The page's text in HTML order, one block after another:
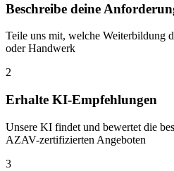
Beschreibe deine
Teile uns mit, welche Weiterbildung
oder Handwerk
2
Erhalte KI-Empfehlungen
Unsere KI findet und bewertet die
AZAV-zertifizierten Angeboten
3